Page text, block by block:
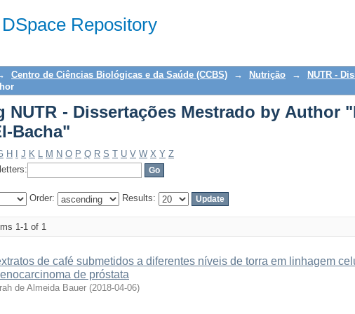
DSpace Repository
NUTR - Dissertações Mestrado by Author
Centro de Ciências Biológicas e da Saúde (CCBS) → Nutrição → NUTR -
NUTR - Dissertações Mestrado by Author
Bacha"
H J K L M N O P Q R S T U V W X Y Z
Order: Results:
1-1 of 1
de café submetidos a diferentes níveis de torra em linhagem
de próstata
de Almeida Bauer (2018-04-06)